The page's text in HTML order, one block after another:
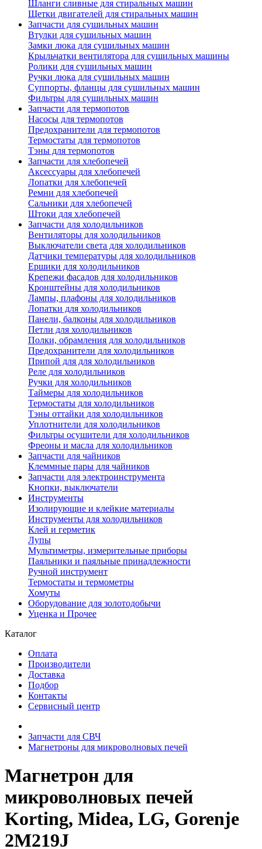
Шланги сливные для стиральных машин
Щетки двигателей для стиральных машин
Запчасти для сушильных машин
Втулки для сушильных машин
Замки люка для сушильных машин
Крыльчатки вентилятора для сушильных машины
Ролики для сушильных машин
Ручки люка для сушильных машин
Суппорты, фланцы для сушильных машин
Фильтры для сушильных машин
Запчасти для термопотов
Насосы для термопотов
Предохранители для термопотов
Термостаты для термопотов
Тэны для термопотов
Запчасти для хлебопечей
Аксессуары для хлебопечей
Лопатки для хлебопечей
Ремни для хлебопечей
Сальники для хлебопечей
Штоки для хлебопечей
Запчасти для холодильников
Вентиляторы для холодильников
Выключатели света для холодильников
Датчики температуры для холодильников
Ершики для холодильников
Крепежи фасадов для холодильников
Кронштейны для холодильников
Лампы, плафоны для холодильников
Лопатки для холодильников
Панели, балконы для холодильников
Петли для холодильников
Полки, обрамления для холодильников
Предохранители для холодильников
Припой для для холодильников
Реле для холодильников
Ручки для холодильников
Таймеры для холодильников
Термостаты для холодильников
Тэны оттайки для холодильников
Уплотнители для холодильников
Фильтры осушители для холодильников
Фреоны и масла для холодильников
Запчасти для чайников
Клеммные пары для чайников
Запчасти для электроинструмента
Кнопки, выключатели
Инструменты
Изолирующие и клейкие материалы
Инструменты для холодильников
Клей и герметик
Лупы
Мультиметры, измерительные приборы
Паяльники и паяльные принадлежности
Ручной инструмент
Термостаты и термометры
Хомуты
Оборудование для золотодобычи
Уценка и Прочее
Каталог
Оплата
Производители
Доставка
Подбор
Контакты
Сервисный центр
Запчасти для СВЧ
Магнетроны для микроволновых печей
Магнетрон для
микроволновых печей
Korting, Midea, LG, Gorenje
2M219J